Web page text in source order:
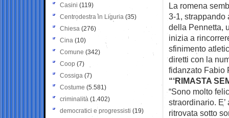
La romena
3-1,
della Pennetta,
inizia a
sfinimento
diretti con la
fidanzato Fabio
“‘RIMASTA
“Sono molto
straordinario.
ritrovata sotto
Casini (119)
Centrodestra in Liguria (35)
Chiesa (276)
Cina (10)
Comune (342)
Coop (7)
Cossiga (7)
Costume (5.581)
criminalità (1.402)
democratici e progressisti (19)